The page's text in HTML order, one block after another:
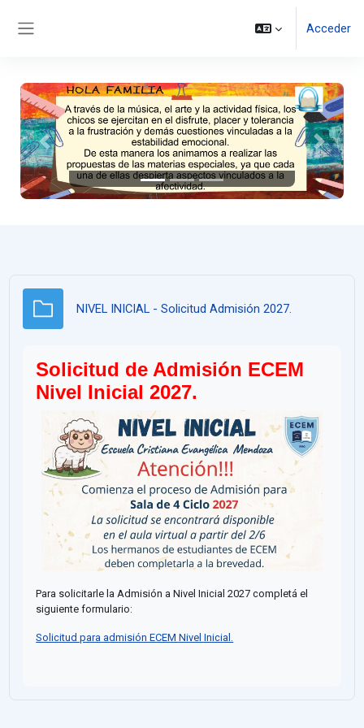
Acceder
Anterior
NIVEL INICIAL - Solicitud Admisión 2027.
Solicitud de Admisión ECEM
Nivel Inicial 2027.
Para solicitarle la Admisión a Nivel Inicial 2027 completá el
siguiente formulario:
Solicitud para admisión ECEM Nivel Inicial.